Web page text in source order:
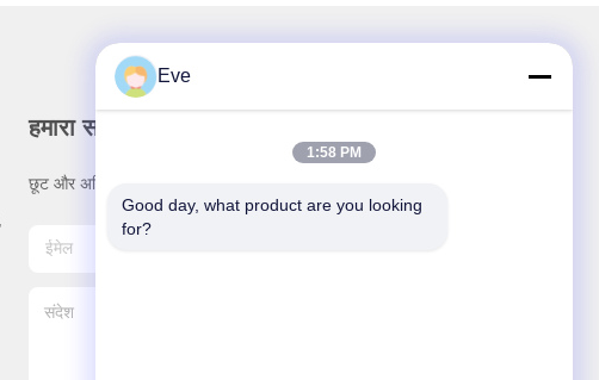
हमारा समाचार पत्र
छूट और अधिक के लिए हमारे न्यूज़लेटर की सदस्यता लें।
Eve
1:58 PM
Good day, what product are you looking
for?